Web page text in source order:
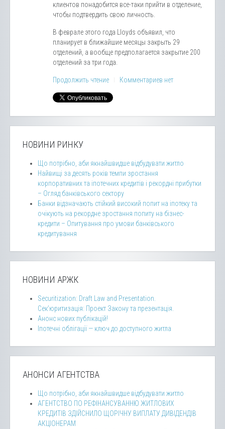
клиентов понадобится все-таки прийти в отделение,
чтобы подтвердить свою личность.
В феврале этого года Lloyds объявил, что
планирует в ближайшие месяцы закрыть 29
отделений, а вообще предполагается закрытие 200
отделений за три года.
Продолжить чтение Комментариев нет
НОВИНИ РИНКУ
Що потрібно, аби якнайшвидше відбудувати житло
Найвищі за десять років темпи зростання
корпоративних та іпотечних кредитів і рекордні прибутки
– Огляд банківського сектору
Банки відзначають стійкий високий попит на іпотеку та
очікують на рекордне зростання попиту на бізнес-
кредити – Опитування про умови банківського
кредитування
НОВИНИ АРЖК
Securitization: Draft Law and Presentation.
Сек’юритизація: Проект Закону та презентація.
Анонс нових публікацій!
Іпотечні облігації — ключ до доступного житла
АНОНСИ АГЕНТСТВА
Що потрібно, аби якнайшвидше відбудувати житло
АГЕНТСТВО ПО РЕФІНАНСУВАННЮ ЖИТЛОВИХ
КРЕДИТІВ ЗДІЙСНИЛО ЩОРІЧНУ ВИПЛАТУ ДИВІДЕНДІВ
АКЦІОНЕРАМ